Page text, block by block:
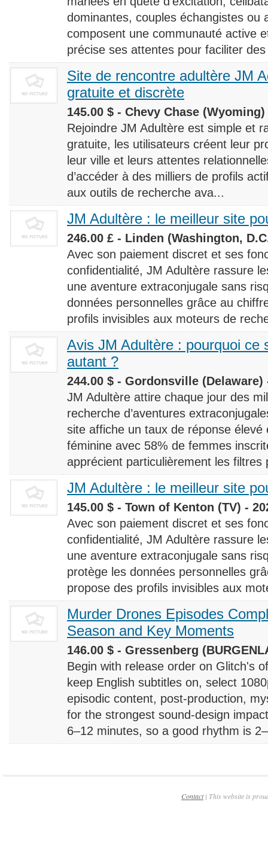
dominantes, couples échangistes ou
composent une communauté active
précise ses attentes pour faciliter
Site de rencontre adultère JM
gratuite et discrète
145.00 $ - Chevy Chase (Wyoming)
Rejoindre JM Adultère est simple et
gratuite, les utilisateurs créent leur
leur ville et leurs attentes
d’accéder à des milliers de profils
aux outils de recherche ava...
JM Adultère : le meilleur site
246.00 £ - Linden (Washington,
Avec son paiement discret et ses
confidentialité, JM Adultère rassure
une aventure extraconjugale sans
données personnelles grâce au
profils invisibles aux moteurs de
Avis JM Adultère : pourquoi ce
autant ?
244.00 $ - Gordonsville (Delaware)
JM Adultère attire chaque jour des
recherche d’aventures
site affiche un taux de réponse
féminine avec 58% de femmes
apprécient particulièrement les filtres
JM Adultère : le meilleur site
145.00 $ - Town of Kenton (TV) -
Avec son paiement discret et ses
confidentialité, JM Adultère rassure
une aventure extraconjugale sans
protège les données personnelles
propose des profils invisibles aux
Murder Drones Episodes
Season and Key Moments
146.00 $ - Gressenberg
Begin with release order on Glitch's
keep English subtitles on, select
episodic content, post-production,
for the strongest sound-design
6–12 minutes, so a good rhythm is
Contact| This website is